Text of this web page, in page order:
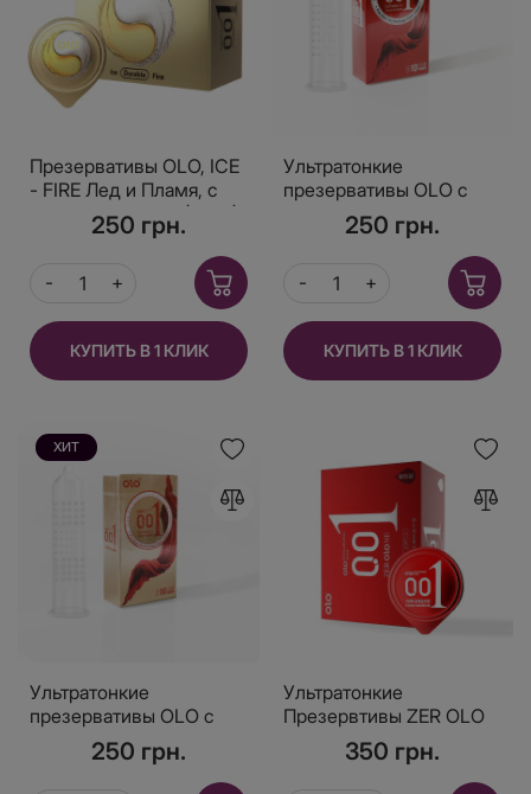
Презервативы OLO, ICE
- FIRE Лед и Пламя, с
термо эффектом (10шт)
250 грн.
КУПИТЬ В 1 КЛИК
Ультратонкие
презервативы OLO с
разогревающим
эффектом 001 Red, 10
250 грн.
КУПИТЬ В 1 КЛИК
ХИТ
Ультратонкие
презервативы OLO с
термоэффектом 001
Gold, 10 шт.250 грн.
Ультратонкие
Презервтивы ZER OLO
NE Gyaluronic 001, с
разогревающим и
350 грн.